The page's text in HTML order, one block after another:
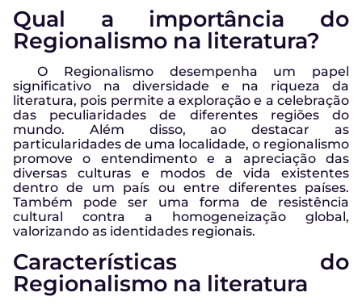
Qual a importância do
Regionalismo na literatura?
O Regionalismo desempenha um papel
significativo na diversidade e na riqueza da
literatura, pois permite a exploração e a celebração
das peculiaridades de diferentes regiões do
mundo. Além disso, ao destacar as
particularidades de uma localidade, o regionalismo
promove o entendimento e a apreciação das
diversas culturas e modos de vida existentes
dentro de um país ou entre diferentes países.
Também pode ser uma forma de resistência
cultural contra a homogeneização global,
valorizando as identidades regionais.
Características do
Regionalismo na literatura